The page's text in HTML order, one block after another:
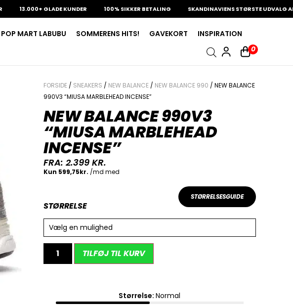
13.000+ GLADE KUNDER 100% SIKKER BETALING SKANDINAVIENS STØRSTE UDVALG AF
POP MART LABUBU SOMMERENS HITS! GAVEKORT
INSPIRATION
0
FORSIDE/ SNEAKERS / NEW BALANCE/ NEW BALANCE 990 / NEW BALANCE
990V3 “MIUSA MARBLEHEAD INCENSE”
NEW BALANCE 990V3
“MIUSA MARBLEHEAD
INCENSE”
FRA: 2.399 KR.
STØRRELSESGUIDE
STØRRELSE
Vælg en mulighed
TILFØJ TIL KURV
Størrelse:Normal